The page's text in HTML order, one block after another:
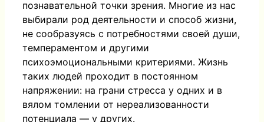
познавательной точки зрения. Многие из нас
выбирали род деятельности и способ жизни,
не сообразуясь с потребностями своей души,
темпераментом и другими
психоэмоциональными критериями. Жизнь
таких людей проходит в постоянном
напряжении: на грани стресса у одних и в
вялом томлении от нереализованности
потенциала — у других.